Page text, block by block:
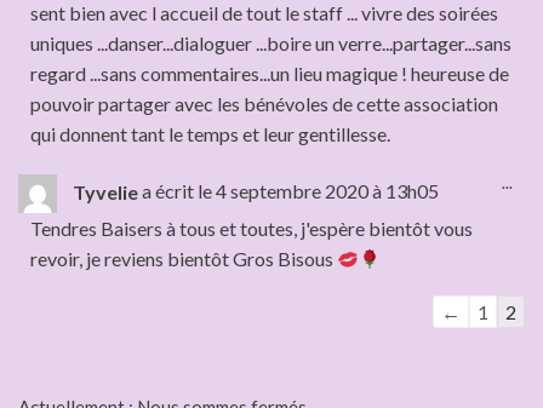
sent bien avec l accueil de tout le staff ... vivre des soirées
uniques ...danser...dialoguer ...boire un verre...partager...sans
regard ...sans commentaires...un lieu magique ! heureuse de
pouvoir partager avec les bénévoles de cette association
qui donnent tant le temps et leur gentillesse.
Tyveliea écrit le4 septembre 2020à 13h05
Tendres Baisers à tous et toutes, j'espère bientôt vous
revoir, je reviens bientôt Gros Bisous
...
← 1 2